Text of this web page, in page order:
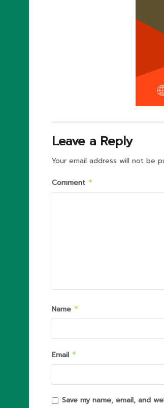
Leave a Reply
Your email address will not be
Comment *
Name *
Email *
Save my name, email, and